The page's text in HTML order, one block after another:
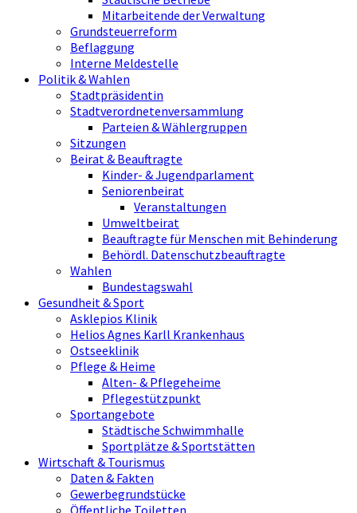
Mitarbeitende der Verwaltung
Grundsteuerreform
Beflaggung
Interne Meldestelle
Politik & Wahlen
Stadtpräsidentin
Stadtverordnetenversammlung
Parteien & Wählergruppen
Sitzungen
Beirat & Beauftragte
Kinder- & Jugendparlament
Seniorenbeirat
Veranstaltungen
Umweltbeirat
Beauftragte für Menschen mit Behinderung
Behördl. Datenschutzbeauftragte
Wahlen
Bundestagswahl
Gesundheit & Sport
Asklepios Klinik
Helios Agnes Karll Krankenhaus
Ostseeklinik
Pflege & Heime
Alten- & Pflegeheime
Pflegestützpunkt
Sportangebote
Städtische Schwimmhalle
Sportplätze & Sportstätten
Wirtschaft & Tourismus
Daten & Fakten
Gewerbegrundstücke
Öffentliche Toiletten